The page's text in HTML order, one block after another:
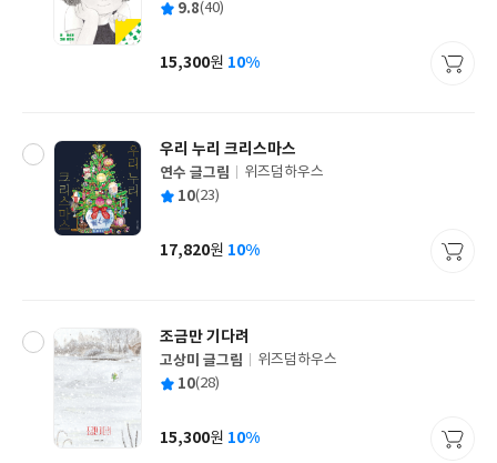
쓴
출
사
평 9.8(40)
가
15,300원 10%
우리 누리 크리스마스
글
쓴
연수 글그림
출
사
위즈덤하우스
평 10(23)
가
17,820원 10%
조금만 기다려
글
쓴
고상미 글그림
출
사
위즈덤하우스
평 10(28)
가
15,300원 10%